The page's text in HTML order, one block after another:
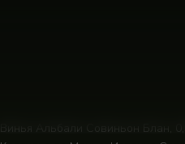
Винья Альбали Совиньон Блан,